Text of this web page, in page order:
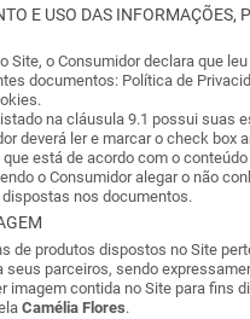
E USO DAS INFORMAÇÕES,
Site, o Consumidor declara que
documentos: Política de
na cláusula 9.1 possui suas
deverá ler e marcar o check box
está de acordo com o
o Consumidor alegar o não
nos documentos.
de produtos dispostos no Site
seus parceiros, sendo
imagem contida no Site para fins
Camélia Flores.